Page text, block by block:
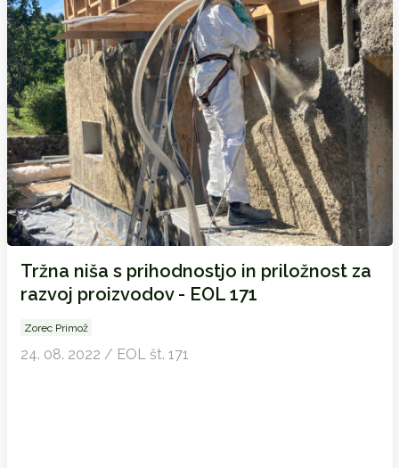
Tržna niša s prihodnostjo in priložnost za
razvoj proizvodov - EOL 171
Zorec Primož
24. 08. 2022 / EOL št. 171